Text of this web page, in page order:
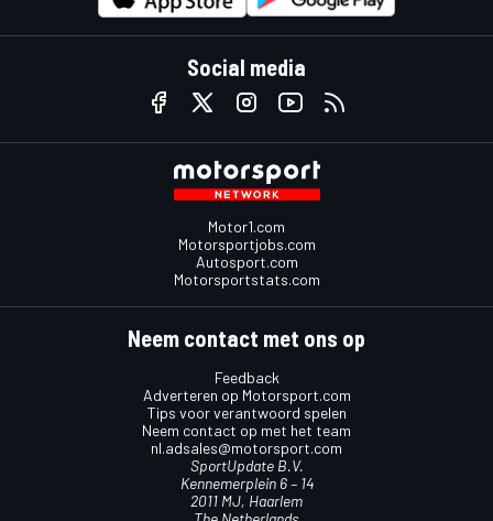
Social media
Motor1.com
Motorsportjobs.com
Autosport.com
Motorsportstats.com
Neem contact met ons op
Feedback
Adverteren op Motorsport.com
Tips voor verantwoord spelen
Neem contact op met het team
nl.adsales@motorsport.com
SportUpdate B.V.
Kennemerplein 6 – 14
2011 MJ, Haarlem